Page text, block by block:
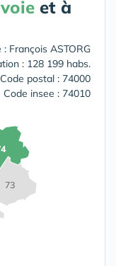
et à
: François ASTORG
: 128 199 habs.
Code postal : 74000
Code insee : 74010
73